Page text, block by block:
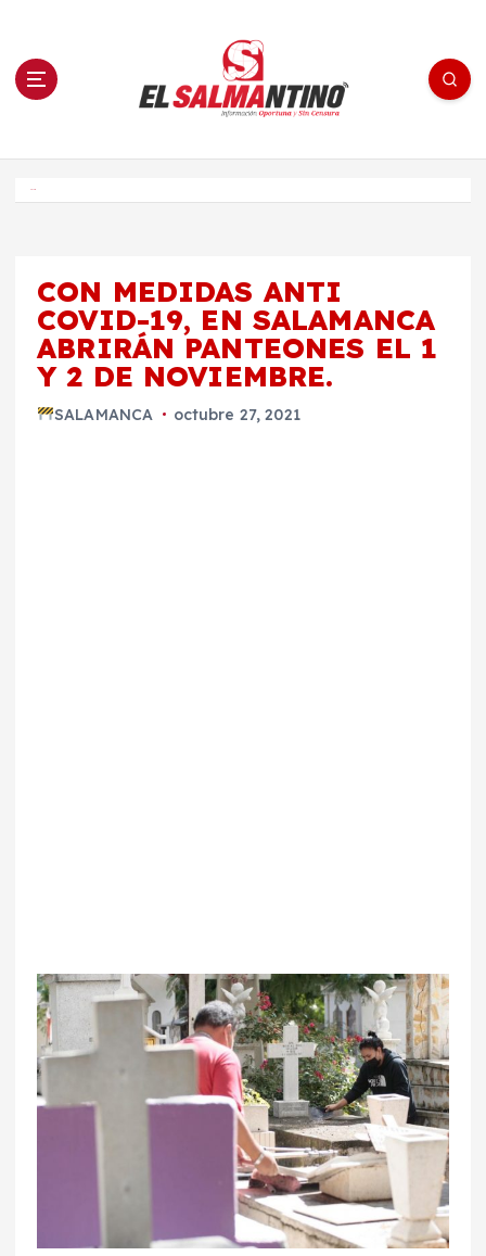
n El Salmantino - medios/noticias/editorial
CON MEDIDAS ANTI
COVID-19, EN SALAMANCA
ABRIRÁN PANTEONES EL 1
Y 2 DE NOVIEMBRE.
SALAMANCA octubre 27, 2021